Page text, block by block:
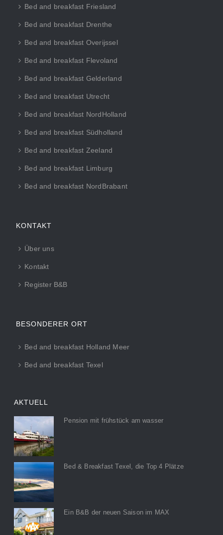
Bed and breakfast Friesland
Bed and breakfast Drenthe
Bed and breakfast Overijssel
Bed and breakfast Flevoland
Bed and breakfast Gelderland
Bed and breakfast Utrecht
Bed and breakfast NordHolland
Bed and breakfast Südholland
Bed and breakfast Zeeland
Bed and breakfast Limburg
Bed and breakfast NordBrabant
KONTAKT
Über uns
Kontakt
Register B&B
BESONDERER ORT
Bed and breakfast Holland Meer
Bed and breakfast Texel
AKTUELL
Pension mit frühstück am wasser
Bed & Breakfast Texel, die Top 4 Plätze
Ein B&B der neuen Saison im MAX